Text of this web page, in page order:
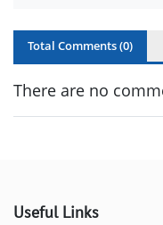
Total Comments (0)
There are no
Useful Links